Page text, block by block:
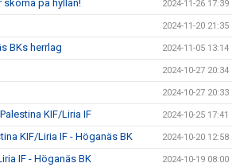
på hyllan! 2024-11-26 17:39
2024-11-20 21:35
BKs herrlag 2024-11-05 13:14
2024-10-27 20:34
2024-10-27 20:33
KIF/Liria IF 2024-10-25 17:41
KIF/Liria IF - Höganäs BK 2024-10-20 12:58
IF - Höganäs BK 2024-10-19 08:00